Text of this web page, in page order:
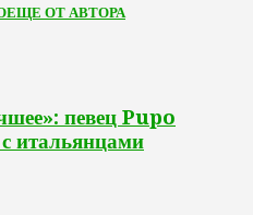
ЕЩЕ ОТ АВТОРА
певец Pupo
итальянцами